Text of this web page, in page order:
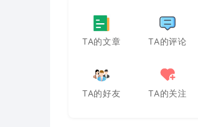
TA的文章 TA的评论
TA的好友 TA的关注